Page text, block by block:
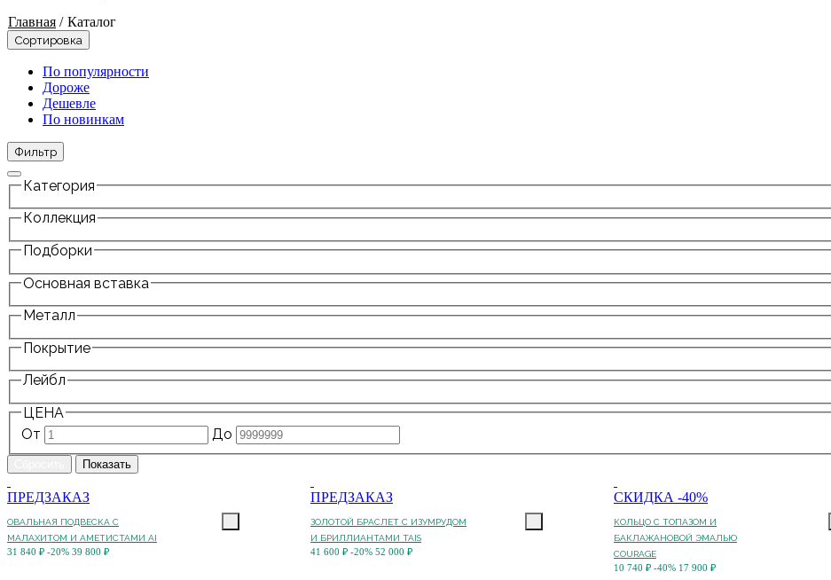
Главная / Каталог
Сортировка
По популярности
Дороже
Дешевле
По новинкам
Фильтр
Категория
Коллекция
Подборки
Основная вставка
Металл
Покрытие
Лейбл
ЦЕНА
От
До
ПРЕДЗАКАЗ
ОВАЛЬНАЯ ПОДВЕСКА С
МАЛАХИТОМ И АМЕТИСТАМИ AI
31 840 ₽ -20% 39 800 ₽
ПРЕДЗАКАЗ
ЗОЛОТОЙ БРАСЛЕТ С ИЗУМРУДОМ
И БРИЛЛИАНТАМИ TAIS
41 600 ₽ -20% 52 000 ₽
СКИДКА -40%
КОЛЬЦО С ТОПАЗОМ И
БАКЛАЖАНОВОЙ ЭМАЛЬЮ
COURAGE
10 740 ₽ -40% 17 900 ₽